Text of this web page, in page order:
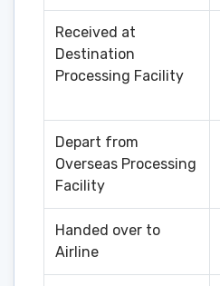
Received at
Destination
Processing Facility
Depart from
Overseas Processing
Facility
Handed over to
Airline